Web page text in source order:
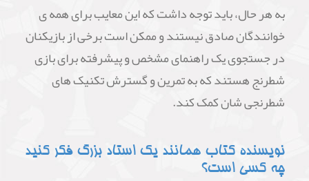
به هر حال، باید توجه داشت که این معایب برای همه ی
خوانندگان صادق نیستند و ممکن است برخی از بازیکنان
در جستجوی یک راهنمای مشخص و پیشرفته برای بازی
شطرنج هستند که به تمرین و گسترش تکنیک های
شطرنجی شان کمک کند.
نویسنده کتاب همانند یک استاد بزرگ فکر کنید
چه کسی است؟